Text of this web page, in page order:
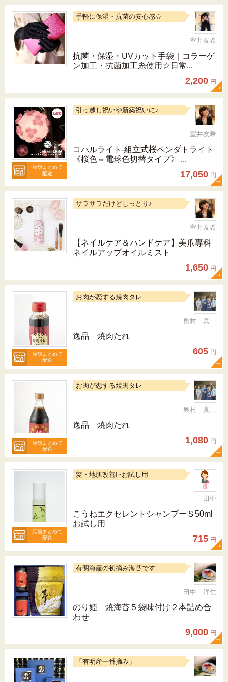
手軽に保湿・抗菌の安心感☆
室井友希
抗菌・保湿・UVカット手袋｜コラーゲ
ン加工・抗菌加工糸使用☆日常...
2,200 円
店舗まとめて
配送
引っ越し祝いや新築祝いに♪
室井友希
コハルライト‐組立式桜ペンダトライト
《桜色⇔電球色切替タイプ》 ...
17,050 円
サラサラだけどしっとり♪
室井友希
【ネイルケア＆ハンドケア】美爪専科
ネイルアップオイルミスト
1,650 円
店舗まとめて
配送
お肉が恋する焼肉タレ
奥村 真（ちか）
逸品 焼肉たれ
605 円
店舗まとめて
配送
お肉が恋する焼肉タレ
奥村 真（ちか）
逸品 焼肉たれ
1,080 円
店舗まとめて
配送
髪・地肌改善!~お試し用
田中
こうねエクセレントシャンプーＳ50ml
お試し用
715 円
有明海産の初摘み海苔です
田中 洋仁
のり姫 焼海苔５袋味付け２本詰め合
わせ
9,000 円
「有明産一番摘み」